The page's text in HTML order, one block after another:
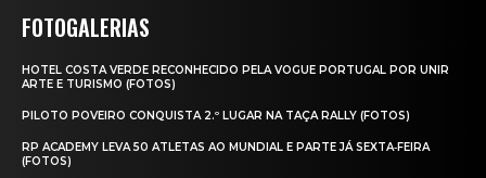
FOTOGALERIAS
HOTEL COSTA VERDE RECONHECIDO PELA VOGUE PORTUGAL POR UNIR
ARTE E TURISMO (FOTOS)
PILOTO POVEIRO CONQUISTA 2.º LUGAR NA TAÇA RALLY (FOTOS)
RP ACADEMY LEVA 50 ATLETAS AO MUNDIAL E PARTE JÁ SEXTA‑FEIRA
(FOTOS)